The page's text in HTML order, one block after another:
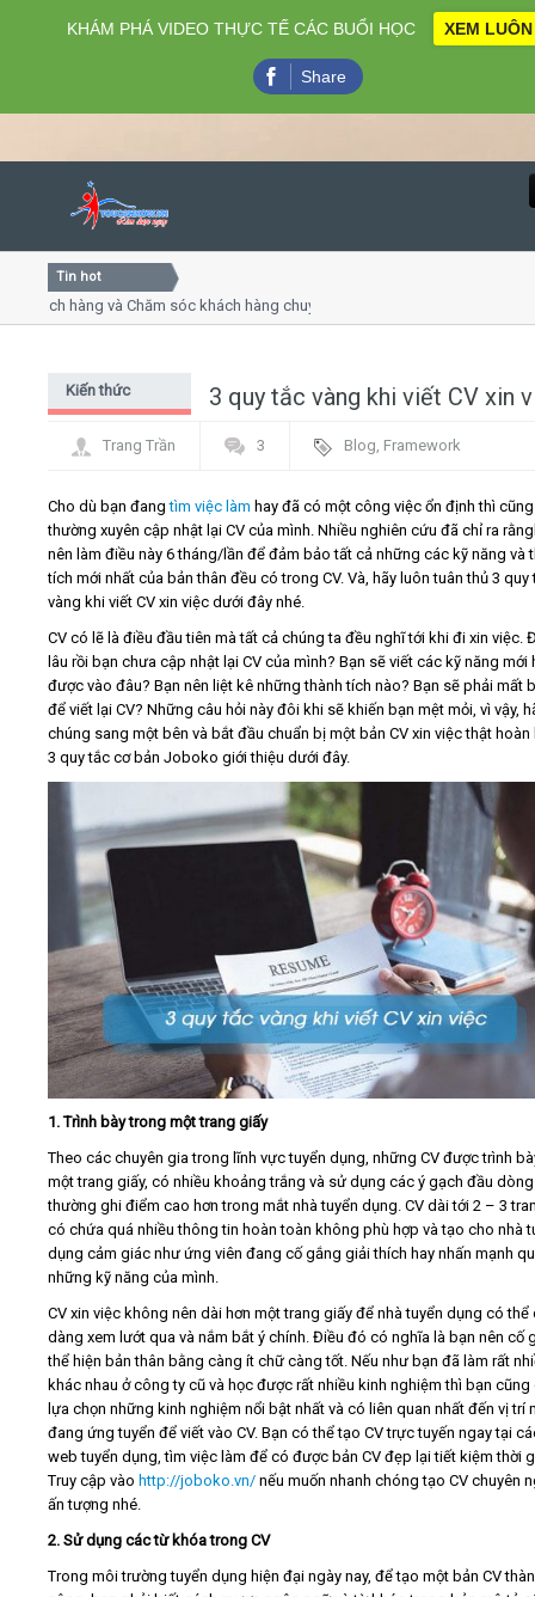
Close
Lịch khai giảng
Video
Kiến thức
Liên hệ - Đăng ký
Tìm kiếm
Tin hot
hàng và Chăm sóc khách hàng chuyên nghiệp
3 quy tắc vàng khi viết CV xin
Kiến thức
Trang Trần
3 Blog, Framework
Cho dù bạn đang tìm việc làm hay đã có một công việc ổn định thì
thường xuyên cập nhật lại CV của mình. Nhiều nghiên cứu đã chỉ ra
nên làm điều này 6 tháng/lần để đảm bảo tất cả những các kỹ năng và
tích mới nhất của bản thân đều có trong CV. Và, hãy luôn tuân thủ 3 quy
vàng khi viết CV xin việc dưới đây nhé.
CV có lẽ là điều đầu tiên mà tất cả chúng ta đều nghĩ tới khi đi xin việc.
lâu rồi bạn chưa cập nhật lại CV của mình? Bạn sẽ viết các kỹ năng mới
được vào đâu? Bạn nên liệt kê những thành tích nào? Bạn sẽ phải mất
để viết lại CV? Những câu hỏi này đôi khi sẽ khiến bạn mệt mỏi, vì vậy,
chúng sang một bên và bắt đầu chuẩn bị một bản CV xin việc thật hoàn
3 quy tắc cơ bản Joboko giới thiệu dưới đây.
1. Trình bày trong một trang giấy
Theo các chuyên gia trong lĩnh vực tuyển dụng, những CV được trình
một trang giấy, có nhiều khoảng trắng và sử dụng các ý gạch đầu dòng
thường ghi điểm cao hơn trong mắt nhà tuyển dụng. CV dài tới 2 – 3
có chứa quá nhiều thông tin hoàn toàn không phù hợp và tạo cho nhà
dụng cảm giác như ứng viên đang cố gắng giải thích hay nhấn mạnh
những kỹ năng của mình.
CV xin việc không nên dài hơn một trang giấy để nhà tuyển dụng có thể
dàng xem lướt qua và nắm bắt ý chính. Điều đó có nghĩa là bạn nên cố
thể hiện bản thân bằng càng ít chữ càng tốt. Nếu như bạn đã làm rất
khác nhau ở công ty cũ và học được rất nhiều kinh nghiệm thì bạn cũng
lựa chọn những kinh nghiệm nổi bật nhất và có liên quan nhất đến vị trí
đang ứng tuyển để viết vào CV. Bạn có thể tạo CV trực tuyến ngay tại
web tuyển dụng, tìm việc làm để có được bản CV đẹp lại tiết kiệm thời
Truy cập vào http://joboko.vn/ nếu muốn nhanh chóng tạo CV chuyên
ấn tượng nhé.
2. Sử dụng các từ khóa trong CV
Trong môi trường tuyển dụng hiện đại ngày nay, để tạo một bản CV
KHÁM PHÁ VIDEO THỰC TẾ CÁC BUỔI HỌC XEM LUÔN
Share